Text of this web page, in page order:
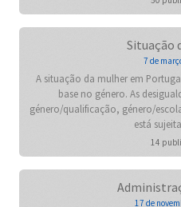
Situação
7 de
A situação da mulher em
base no género. As
género/qualificação, género/
está
14
17 de